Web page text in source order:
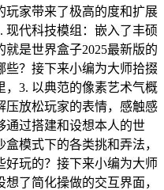
玩家带来了极高的度和扩展
现代科技模组：嵌入了丰硕
是世界盒子2025最新版的
些？接下来小编为大师拾掇
，3. 以典范的像素艺术气概
压放松玩家的表情，感触感
通过搭建和设想本人的世
模式下的各类挑和弄法，
好玩的？接下来小编为大师
了简化操做的交互界面，